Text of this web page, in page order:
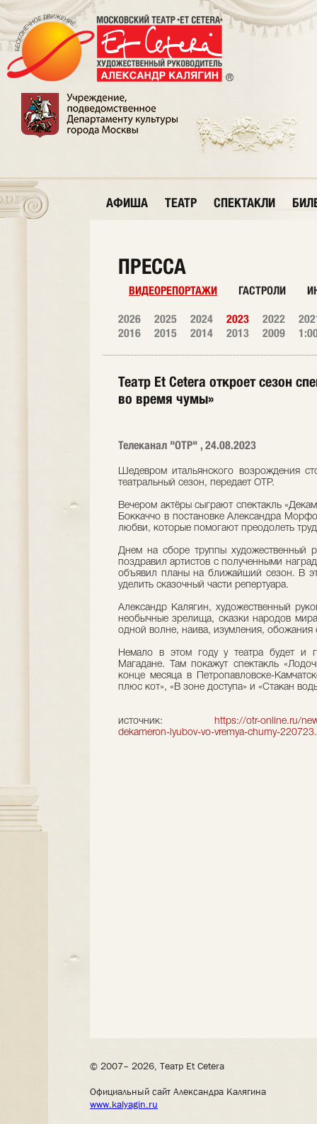
АФИША ТЕАТР СПЕКТАКЛИ
ПРЕССА
ВИДЕОРЕПОРТАЖИ ГАСТРОЛИ
2026 2025 2024 2023 2022
2016
2015 2014 2013 2009
Театр Et Cetera откроет сезон
во время чумы»
Телеканал "ОТР" , 24.08.2023
Шедевром итальянского возрождения
театральный сезон, передает ОТР.
Вечером актёры сыграют спектакль
Боккаччо в постановке Александра
любви, которые помогают преодолеть
Днем на сборе труппы художественный
поздравил артистов с полученными
объявил планы на ближайший сезон. В
уделить сказочный части репертуара.
Александр Калягин, художественный
необычные зрелища, сказки народов
одной волне, наива, изумления, обожания
Немало в этом году у театра будет и
Магадане. Там покажут спектакль
конце месяца в Петропавловске-
плюс кот», «В зоне доступа» и «Стакан
источник: https://otr-online.ru/
dekameron-lyubov-vo-vremya-chumy-
© 2007– 2026, Театр Et Cetera
Официальный сайт Александра Калягина
www.kalyagin.ru